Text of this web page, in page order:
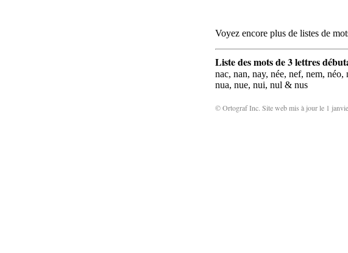
Voyez encore plus de listes de
Liste des mots de 3 lettres
nac, nan, nay, née, nef, nem,
nua, nue, nui, nul & nus
© Ortograf Inc. Site web mis à jour le 1